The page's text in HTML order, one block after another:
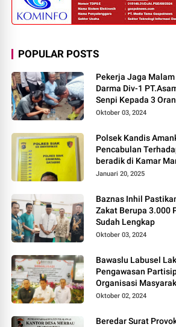
POPULAR POSTS
Pekerja Jaga
Darma Div-1
Senpi Kepada 3
Oktober 03, 2024
Polsek Kandis
Pencabulan Terhadap Dua Anak Kakak-
beradik di Kamar
Januari 20, 2025
Baznas Inhil
Zakat Berupa 3.000
Sudah Lengkap
Oktober 03, 2024
Bawaslu Labusel
Pengawasan
Organisasi
Agama Pada pilkada
Oktober 02, 2024
Beredar Surat